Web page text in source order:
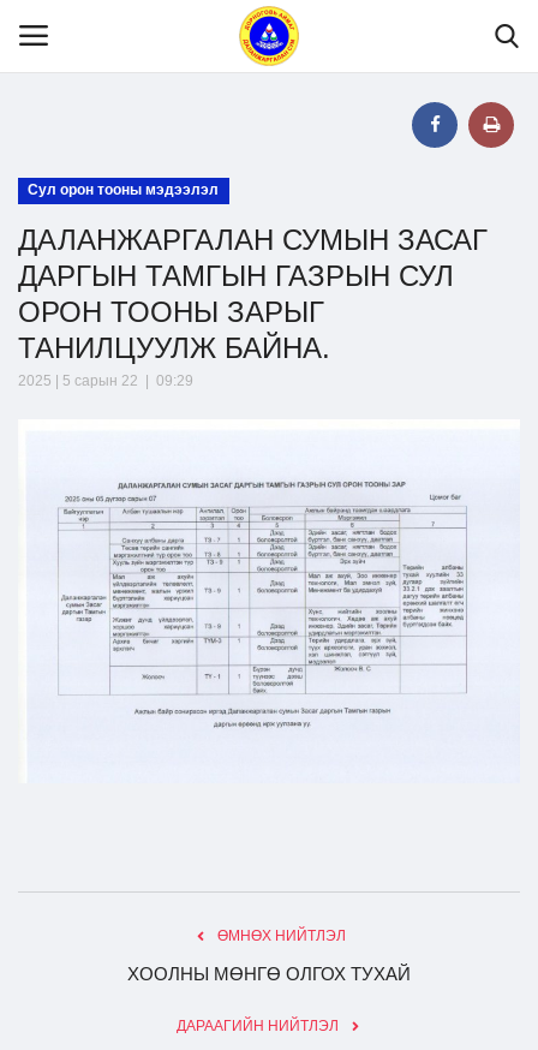
Танилцуулга
МЭДЭЭЛЭЛ
Хууль эрх зүй
Тендер
Ил тод байдал
Бодлого төлөвлөлт
Сул орон тооны мэдээлэл
ДАЛАНЖАРГАЛАН СУМЫН ЗАСАГ
ДАРГЫН ТАМГЫН ГАЗРЫН СУЛ
ОРОН ТООНЫ ЗАРЫГ
ТАНИЛЦУУЛЖ БАЙНА.
2025 | 5 сарын 22 | 09:29
ӨМНӨХ НИЙТЛЭЛ
ХООЛНЫ МӨНГӨ ОЛГОХ ТУХАЙ
ДАРААГИЙН НИЙТЛЭЛ